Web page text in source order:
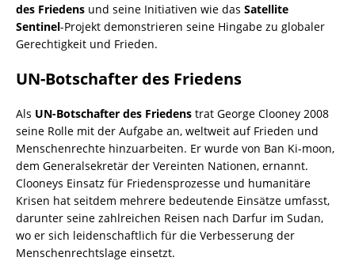
des Friedens und seine Initiativen wie das Satellite
Sentinel-Projekt demonstrieren seine Hingabe zu globaler
Gerechtigkeit und Frieden.
UN-Botschafter des Friedens
Als UN-Botschafter des Friedens trat George Clooney 2008
seine Rolle mit der Aufgabe an, weltweit auf Frieden und
Menschenrechte hinzuarbeiten. Er wurde von Ban Ki-moon,
dem Generalsekretär der Vereinten Nationen, ernannt.
Clooneys Einsatz für Friedensprozesse und humanitäre
Krisen hat seitdem mehrere bedeutende Einsätze umfasst,
darunter seine zahlreichen Reisen nach Darfur im Sudan,
wo er sich leidenschaftlich für die Verbesserung der
Menschenrechtslage einsetzt.